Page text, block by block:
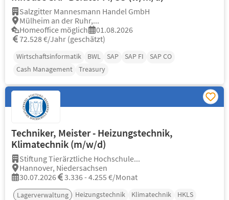
Salzgitter Mannesmann Handel GmbH
Mülheim an der Ruhr,...
Homeoffice möglich
01.08.2026
72.528 €/Jahr (geschätzt)
Wirtschaftsinformatik BWL SAP SAP FI
SAP CO
Cash Management
Treasury
Techniker, Meister - Heizungstechnik,
Klimatechnik (m/w/d)
Stiftung Tierärztliche Hochschule...
Hannover, Niedersachsen
30.07.2026
3.336 - 4.255 €/Monat
Lagerverwaltung Heizungstechnik Klimatechnik
HKLS